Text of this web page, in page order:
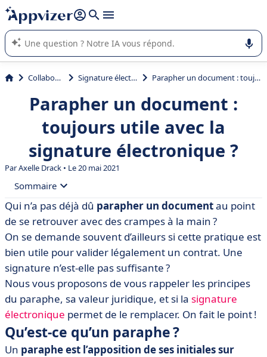
répondre (plusieurs lignes avec
L'IA de Appvizer vous guide dans l'utilisation ou la sélection de
logiciel SaaS en entreprise.
Collaboration Signature électronique Parapher un document : toujours utile avec la signature électronique ?
Parapher un document :
toujours utile avec la
signature électronique ?
ParAxelle Drack • Le 20 mai 2021
Sommaire
• Qu’est-ce qu’un paraphe ?
• Le paraphe a-t-il une valeur juridique ?
• La signature électronique pour parapher un
document en ligne
• Le paraphe : voué à disparaître ?
Qui n’a pas déjà dû parapher un documentau point
de se retrouver avec des crampes à la main ?
On se demande souvent d’ailleurs si cette pratique est
bien utile pour valider légalement un contrat. Une
signature n’est-elle pas suffisante ?
Nous vous proposons de vous rappeler les principes
du paraphe, sa valeur juridique, et si la signature
électronique permet de le remplacer. On fait le point !
Qu’est-ce qu’un paraphe ?
Un paraphe est l’apposition de ses initiales sur